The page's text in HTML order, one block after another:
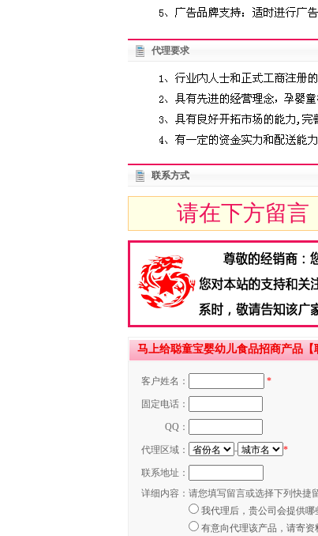
代理要求
联系方式
请在下方留言
马上给聪童宝婴幼儿食品招商产品
客户姓名： *
固定电话：
QQ：
代理区域： - *
联系地址：
详细内容： 请您填写留言或选择下列快捷
我代理后，贵公司会提供哪
有意向代理该产品，请寄资